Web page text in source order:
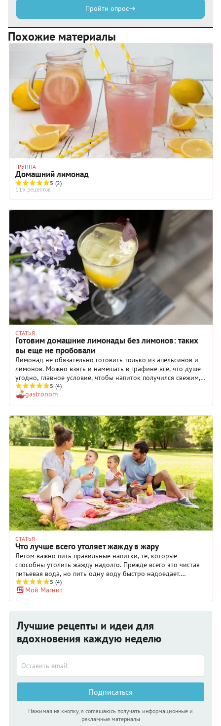
Пройти опрос
Похожие материалы
ГРУППА
Домашний лимонад
5 (2)
119 рецептов
СТАТЬЯ
Готовим домашние лимонады без лимонов: таких
вы еще не пробовали
Лимонад не обязательно готовить только из апельсинов и
лимонов. Можно взять и намешать в графине все, что душе
угодно, главное условие, чтобы напиток получился свежим,
ярким, холодным и отлично утолял жажду.
5 (4)
gastronom
СТАТЬЯ
Что лучше всего утоляет жажду в жару
Летом важно пить правильные напитки, те, которые
способны утолить жажду надолго. Прежде всего это чистая
питьевая вода, но пить одну воду быстро надоедает.
Освежиться в летнюю жару, зарядиться витаминами и
набраться сил помогут напитки из нашей подборки.
Рассказываем, в чем преимущества каждого из них.
5 (4)
Мой Магнит
Лучшие рецепты и идеи для
вдохновения каждую неделю
Подписаться
Нажимая на кнопку, я соглашаюсь получать информационные и
рекламные материалы